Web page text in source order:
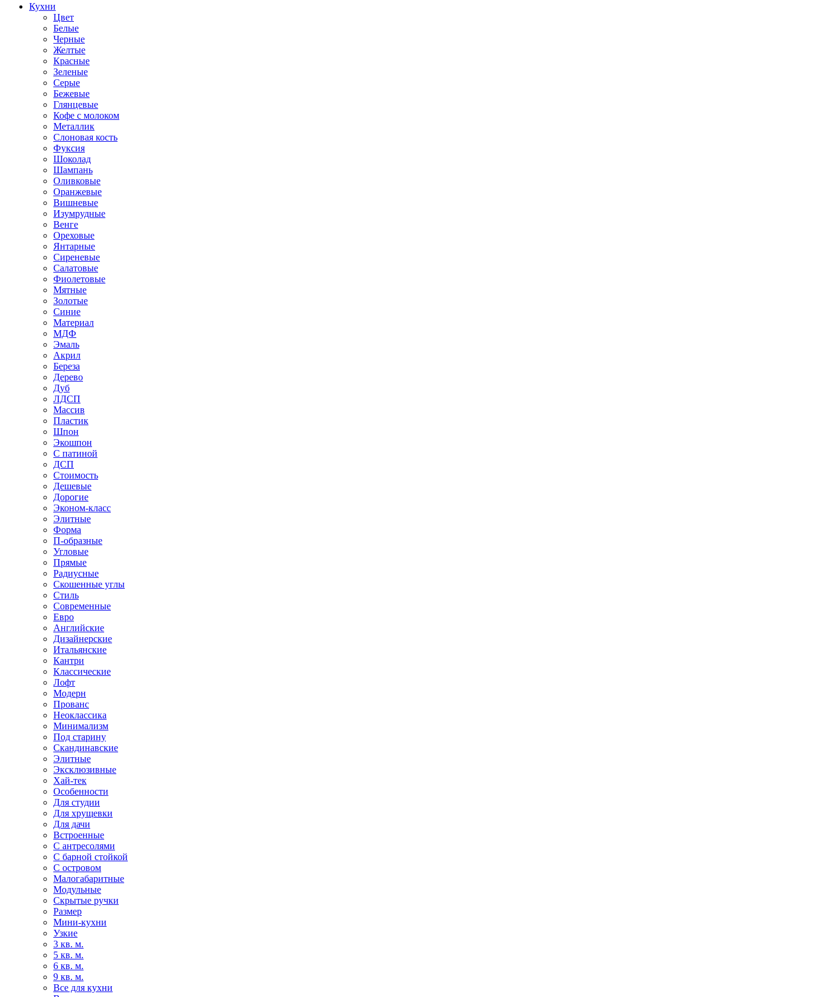
Кухни
Цвет
Белые
Черные
Желтые
Красные
Зеленые
Серые
Бежевые
Глянцевые
Кофе с молоком
Металлик
Слоновая кость
Фуксия
Шоколад
Шампань
Оливковые
Оранжевые
Вишневые
Изумрудные
Венге
Ореховые
Янтарные
Сиреневые
Салатовые
Фиолетовые
Мятные
Золотые
Синие
Материал
МДФ
Эмаль
Акрил
Береза
Дерево
Дуб
ЛДСП
Массив
Пластик
Шпон
Экошпон
С патиной
ДСП
Стоимость
Дешевые
Дорогие
Эконом-класс
Элитные
Форма
П-образные
Угловые
Прямые
Радиусные
Скошенные углы
Стиль
Современные
Евро
Английские
Дизайнерские
Итальянские
Кантри
Классические
Лофт
Модерн
Прованс
Неоклассика
Минимализм
Под старину
Скандинавские
Элитные
Эксклюзивные
Хай-тек
Особенности
Для студии
Для хрущевки
Для дачи
Встроенные
С антресолями
С барной стойкой
С островом
Малогабаритные
Модульные
Скрытые ручки
Размер
Мини-кухни
Узкие
3 кв. м.
5 кв. м.
6 кв. м.
9 кв. м.
Все для кухни